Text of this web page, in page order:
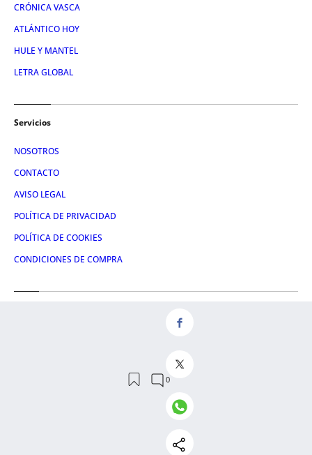
CRÓNICA VASCA
ATLÁNTICO HOY
HULE Y MANTEL
LETRA GLOBAL
Servicios
NOSOTROS
CONTACTO
AVISO LEGAL
POLÍTICA DE PRIVACIDAD
POLÍTICA DE COOKIES
CONDICIONES DE COMPRA
© 2026 Crónica Global Media, SL